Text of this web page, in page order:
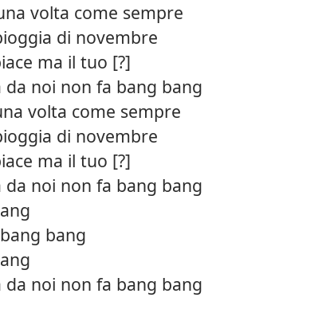
volta come sempre
di novembre
ma il tuo [?]
da noi non fa bang bang
volta come sempre
di novembre
ma il tuo [?]
da noi non fa bang bang
bang
da noi non fa bang bang